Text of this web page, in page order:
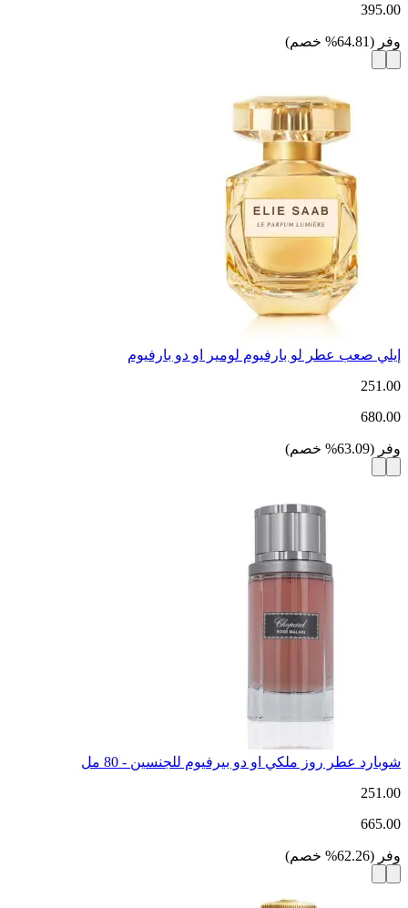
395.00
وفر (
64.81
% خصم)
إيلي صعب عطر لو بارفيوم لومير او دو بارفيوم
251.00
680.00
وفر (
63.09
% خصم)
شوبارد عطر روز ملكي او دو بيرفيوم للجنسين - 80 مل
251.00
665.00
وفر (
62.26
% خصم)